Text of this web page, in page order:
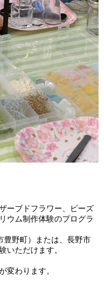
ーブドフラワー、ビーズ
ウム制作体験のプログラ
野町）または、長野市
いただけます。
変わります。